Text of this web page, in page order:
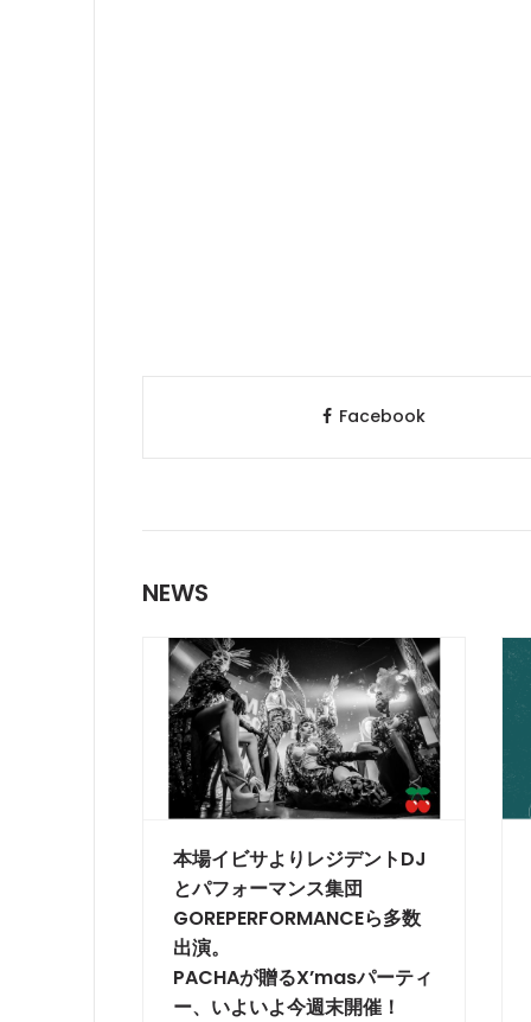
Facebook
NEWS
本場イビサよりレジデントDJ
とパフォーマンス集団
GOREPERFORMANCEら多数
出演。
PACHAが贈るX’masパーティ
ー、いよいよ今週末開催！